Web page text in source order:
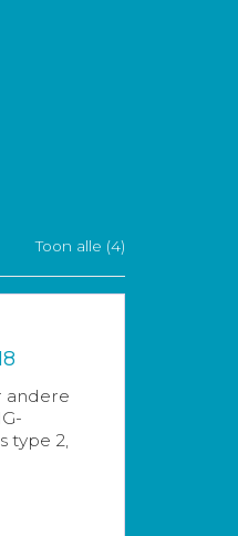
Toon alle (4)
andere
type 2,